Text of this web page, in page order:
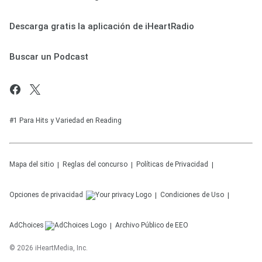
Descarga gratis la aplicación de iHeartRadio
Buscar un Podcast
#1 Para Hits y Variedad en Reading
Mapa del sitio Reglas del concurso Políticas de Privacidad
Opciones de privacidad Condiciones de Uso
AdChoices Archivo Público de EEO
© 2026 iHeartMedia, Inc.